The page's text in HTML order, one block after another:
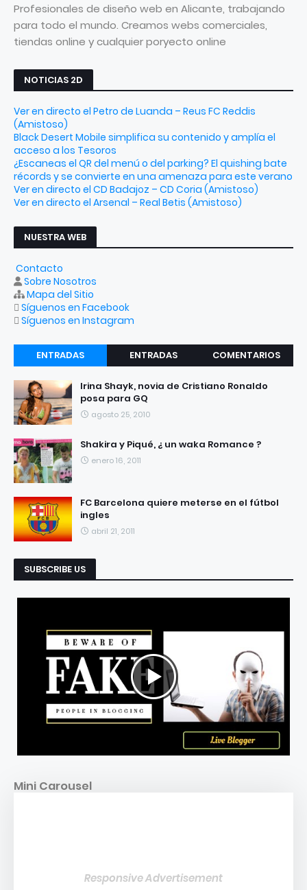
Profesionales de diseño web en Alicante, trabajando
para todo el mundo. Creamos webs comerciales,
tiendas online y cualquier poryecto online
NOTICIAS 2D
Ver en directo el Petro de Luanda – Reus FC Reddis
(Amistoso)
Black Desert Mobile simplifica su contenido y amplía el
acceso a los Tesoros
¿Escaneas el QR del menú o del parking? El quishing bate
récords y se convierte en una amenaza para este verano
Ver en directo el CD Badajoz – CD Coria (Amistoso)
Ver en directo el Arsenal – Real Betis (Amistoso)
NUESTRA WEB
Contacto
Sobre Nosotros
Mapa del Sitio
Síguenos en Facebook
Síguenos en Instagram
ENTRADAS
RECIENTES
ENTRADAS
COMENTARIOS
Irina Shayk, novia de Cristiano Ronaldo
posa para GQ
agosto 25, 2010
Shakira y Piqué, ¿ un waka Romance ?
enero 16, 2011
FC Barcelona quiere meterse en el fútbol
ingles
abril 21, 2011
SUBSCRIBE US
Mini Carousel
Responsive Advertisement